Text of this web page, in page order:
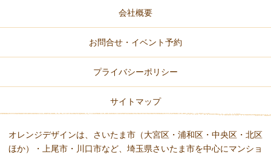
会社概要
お問合せ・イベント予約
プライバシーポリシー
サイトマップ
オレンジデザインは、さいたま市（大宮区・浦和区・中央区・北区
ほか）・上尾市・川口市など、 埼玉県さいたま市を中心にマンショ